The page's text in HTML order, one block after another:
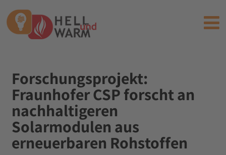
Forschungsprojekt:
Fraunhofer CSP forscht an
nachhaltigeren
Solarmodulen aus
erneuerbaren Rohstoffen